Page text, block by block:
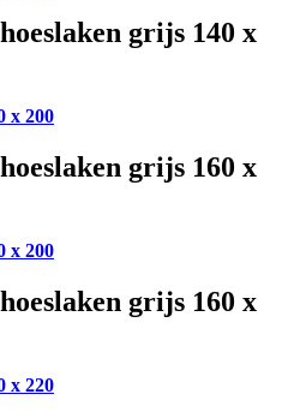
grijs 140 x
x 200
grijs 160 x
x 200
grijs 160 x
x 220